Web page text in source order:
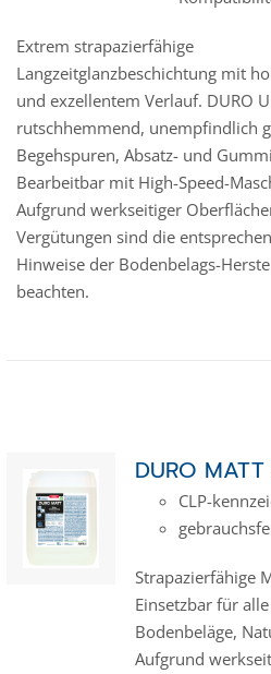
Extrem strapazierfähige
Langzeitglanzbeschichtung mit
und exzellentem Verlauf. DURO
rutschhemmend, unempfindlich
Begehspuren, Absatz- und
Bearbeitbar mit High-Speed-
Aufgrund werkseitiger
Vergütungen sind die
Hinweise der Bodenbelags-
beachten.
DURO
CLP-
Strapazierfähige
Einsetzbar für
Bodenbeläge,
Aufgrund